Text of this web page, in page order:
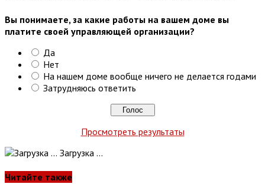
Вы понимаете, за какие работы на вашем доме вы
платите своей управляющей организации?
Да
Нет
На нашем доме вообще ничего не делается годами
Затрудняюсь ответить
Просмотреть результаты
Загрузка ...
Читайте также